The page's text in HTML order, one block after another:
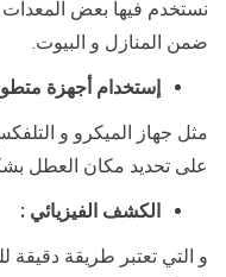
نستخدم فيها بعض المعدات
ضمن المنازل و البيوت.
إستخدام أجهزة
مثل جهاز الميكرو و
على تحديد مكان العطل
الكشف الفيزيائي :
و التي تعتبر طريقة